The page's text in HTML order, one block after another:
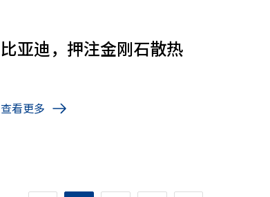
比亚迪，押注金刚石散热
查看更多